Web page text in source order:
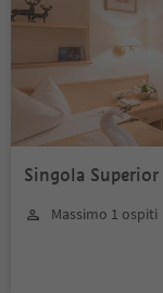
Singola Superior
Massimo 1 ospiti